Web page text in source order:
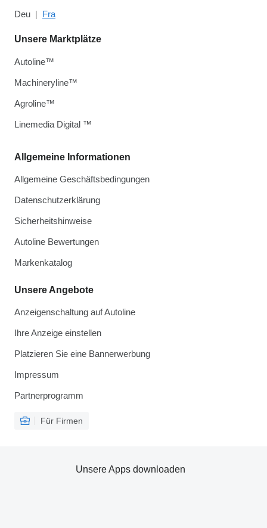
Deu Fra
Allgemeine Informationen
Allgemeine Geschäftsbedingungen
Datenschutzerklärung
Sicherheitshinweise
Autoline Bewertungen
Markenkatalog
Unsere Angebote
Anzeigenschaltung auf Autoline
Ihre Anzeige einstellen
Platzieren Sie eine Bannerwerbung
Impressum
Partnerprogramm
Für Firmen
Unsere Marktplätze
Autoline™
Machineryline™
Agroline™
Linemedia Digital ™
Unsere Apps downloaden